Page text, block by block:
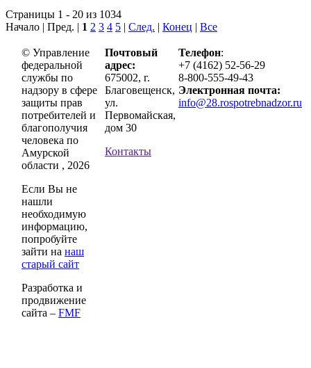
Страницы 1 - 20 из 1034
Начало | Пред. | 1 2 3 4 5 | След. | Конец | Все
© Управление
федеральной
службы по
надзору в сфере
защиты прав
потребителей и
благополучия
человека по
Амурской
области , 2026
Если Вы не
нашли
необходимую
информацию,
попробуйте
зайти на наш
старый сайт
Разработка и
продвижение
сайта – FMF
Почтовый
адрес:
675002, г.
Благовещенск,
ул.
Первомайская,
дом 30
Контакты
Телефон:
+7 (4162) 52-56-29
8-800-555-49-43
Электронная почта:
info@28.rospotrebnadzor.ru